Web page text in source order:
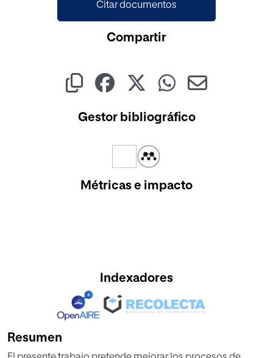
Citar documentos
Compartir
Gestor bibliográfico
Métricas e impacto
Indexadores
Resumen